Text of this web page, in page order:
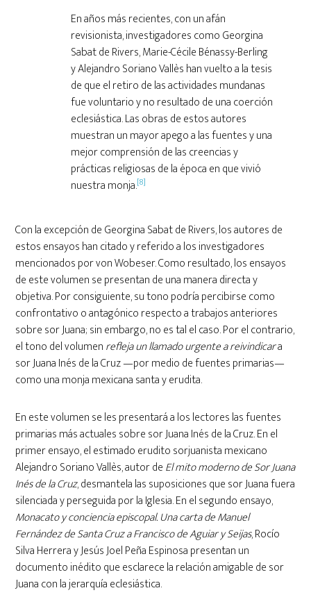
En años más recientes, con un afán
revisionista, investigadores como Georgina
Sabat de Rivers, Marie-Cécile Bénassy-Berling
y Alejandro Soriano Vallès han vuelto a la tesis
de que el retiro de las actividades mundanas
fue voluntario y no resultado de una coerción
eclesiástica. Las obras de estos autores
muestran un mayor apego a las fuentes y una
mejor comprensión de las creencias y
prácticas religiosas de la época en que vivió
nuestra monja.[8]
Con la excepción de Georgina Sabat de Rivers, los autores de
estos ensayos han citado y referido a los investigadores
mencionados por von Wobeser. Como resultado, los ensayos
de este volumen se presentan de una manera directa y
objetiva. Por consiguiente, su tono podría percibirse como
confrontativo o antagónico respecto a trabajos anteriores
sobre sor Juana; sin embargo, no es tal el caso. Por el contrario,
el tono del volumenrefleja un llamado urgente a reivindicara
sor Juana Inés de la Cruz —por medio de fuentes primarias—
como una monja mexicana santa y erudita.
En este volumen se les presentará a los lectores las fuentes
primarias más actuales sobre sor Juana Inés de la Cruz. En el
primer ensayo, el estimado erudito sorjuanista mexicano
Alejandro Soriano Vallès, autor deEl mito moderno de Sor Juana
Inés de la Cruz, desmantela las suposiciones que sor Juana fuera
silenciada y perseguida por la Iglesia. En el segundo ensayo,
Monacato y conciencia episcopal. Una carta de Manuel
Fernández de Santa Cruz a Francisco de Aguiar y Seijas, Rocío
Silva Herrera y Jesús Joel Peña Espinosa presentan un
documento inédito que esclarece la relación amigable de sor
Juana con la jerarquía eclesiástica.